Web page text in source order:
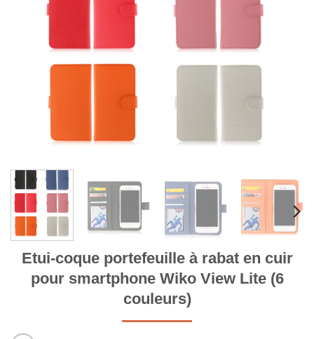
Etui-coque portefeuille à rabat en cuir
pour smartphone Wiko View Lite (6
couleurs)